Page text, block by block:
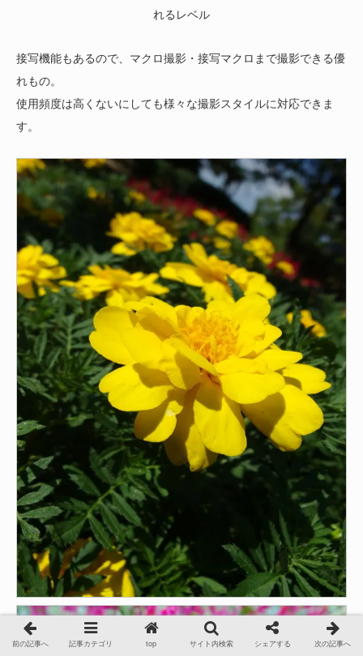
れるレベル
接写機能もあるので、マクロ撮影・接写マクロまで撮影できる優
れもの。
使用頻度は高くないにしても様々な撮影スタイルに対応できま
す。
前の記事へ 記事カテゴリ top サイト内検索 シェアする 次の記事へ